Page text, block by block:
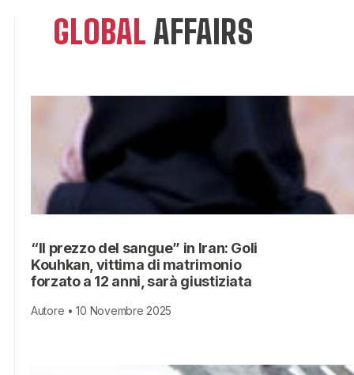
GLOBAL AFFAIRS
“Il prezzo del sangue” in Iran: Goli
Kouhkan, vittima di matrimonio
forzato a 12 anni, sarà giustiziata
Autore • 10 Novembre 2025